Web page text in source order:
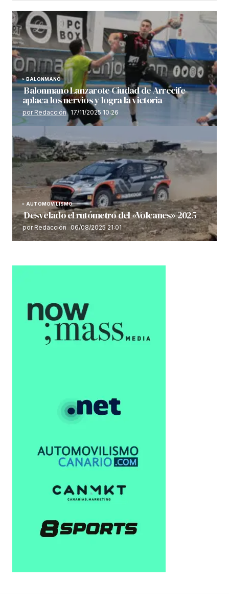
BALONMANO
Balonmano Lanzarote Ciudad de Arrecife
aplaca los nervios y logra la victoria
por Redacción 17/11/2025 10:26
AUTOMOVILISMO
Desvelado el rutómetro del «Volcanes» 2025
por Redacción 06/08/2025 21:01